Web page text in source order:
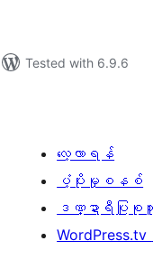
Tested with 6.9.6
လေ့လာရန်
ပံ့ပိုးမှုစနစ်
ဒဏ္ဍာရီပြုစုသူမ
WordPress.tv